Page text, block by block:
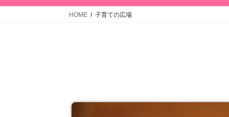
HOME 子育ての広場